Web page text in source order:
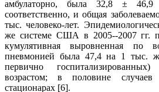
амбулаторно, была 32,8 ±
соответственно, и общая
тыс. человеко-лет.
же системе США в 2005--2007 гг.
кумулятивная выровненная по
пневмонией была 47,4 на 1 тыс.
первично
возрастом; в половине
стационарах [6].